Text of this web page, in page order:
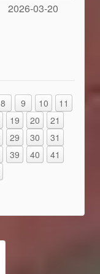
2026-03-20
8 9 10
11
19 20
21
29 30
31
39 40
41